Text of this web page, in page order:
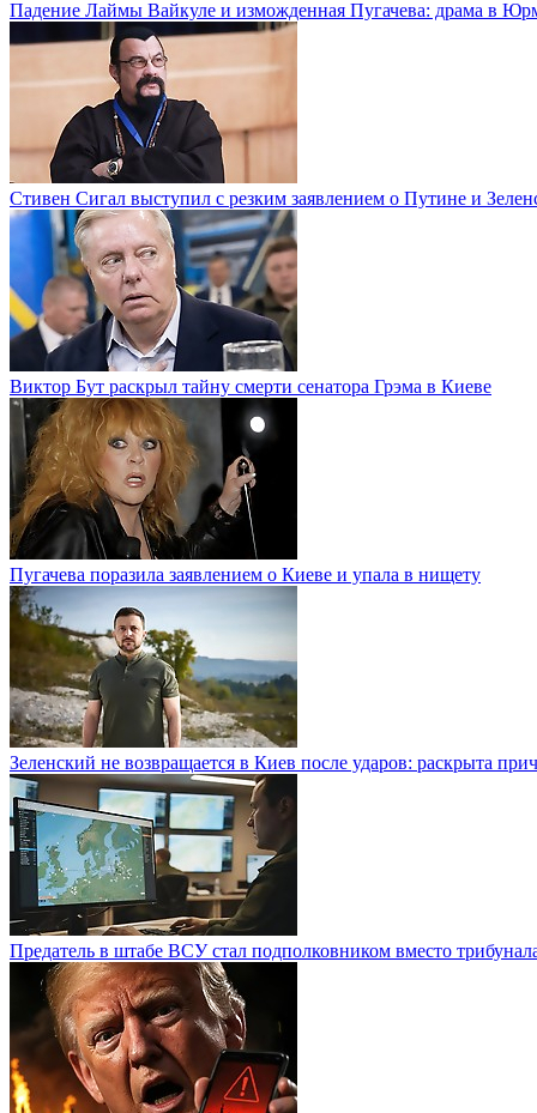
Падение Лаймы Вайкуле и изможденная Пугачева: драма в
Стивен Сигал выступил с резким заявлением о Путине и
Виктор Бут раскрыл тайну смерти сенатора Грэма в Киеве
Пугачева поразила заявлением о Киеве и упала в нищету
Зеленский не возвращается в Киев после ударов: раскрыта
Предатель в штабе ВСУ стал подполковником вместо